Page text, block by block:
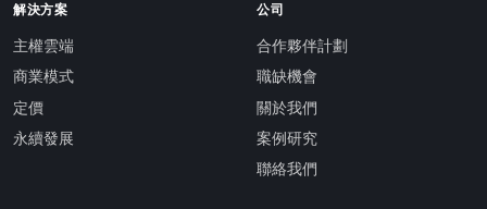
解決方案
主權雲端
商業模式
定價
永續發展
公司
合作夥伴計劃
職缺機會
關於我們
案例研究
聯絡我們